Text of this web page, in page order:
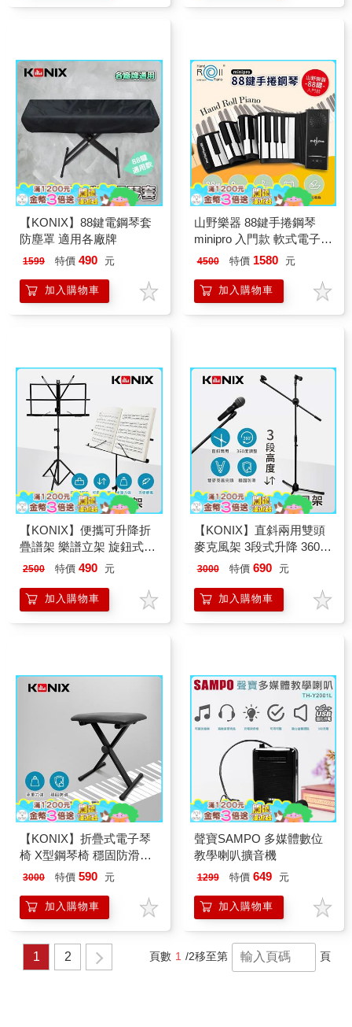
【KONIX】88鍵電鋼琴套
防塵罩 適用各廠牌
1599 特價 490 元
加入購物車
山野樂器 88鍵手捲鋼琴
minipro 入門款 軟式電子琴
初學者適用
4500 特價 1580 元
加入購物車
【KONIX】便攜可升降折
疊譜架 樂譜立架 旋鈕式高
度升降 可調式壓譜條
2500 特價 490 元
加入購物車
【KONIX】直斜兩用雙頭
麥克風架 3段式升降 360度
調整 穩固防滑腳架
3000 特價 690 元
加入購物車
【KONIX】折疊式電子琴
椅 X型鋼琴椅 穩固防滑底
座
3000 特價 590 元
加入購物車
聲寶SAMPO 多媒體數位
教學喇叭擴音機
1299 特價 649 元
加入購物車
1 2 頁數 1 /2移至第 頁